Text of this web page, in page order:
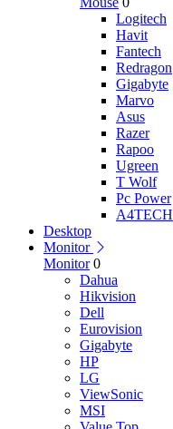
Logitech
Havit
Fantech
Redragon
Gigabyte
Marvo
Asus
Razer
Rapoo
Ugreen
T Wolf
Pc Power
A4TECH
Desktop
Monitor
Monitor 0
Dahua
Hikvision
Dell
Eurovision
Gigabyte
HP
LG
ViewSonic
MSI